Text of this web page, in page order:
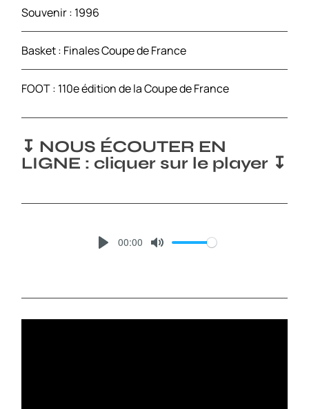
Souvenir : 1996
Basket : Finales Coupe de France
FOOT : 110e édition de la Coupe de France
↧ NOUS ÉCOUTER EN
LIGNE : cliquer sur le player ↧
A
00:00
T